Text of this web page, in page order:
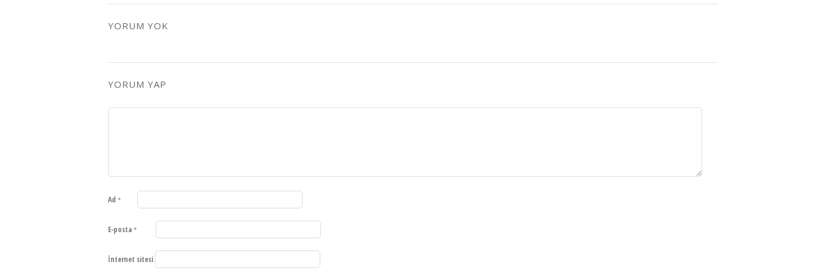
YORUM YOK
YORUM YAP
Ad *
E-posta *
İnternet sitesi